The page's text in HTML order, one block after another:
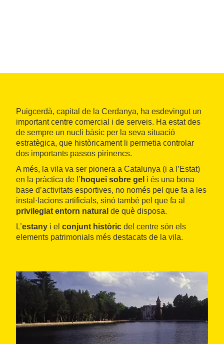
Puigcerdà, capital de la Cerdanya, ha esdevingut un
important centre comercial i de serveis. Ha estat des
de sempre un nucli bàsic per la seva situació
estratègica, que històricament li permetia controlar
dos importants passos pirinencs.
A més, la vila va ser pionera a Catalunya (i a l’Estat)
en la pràctica de l’ hoquei sobre gel i és una bona
base d’activitats esportives, no només pel que fa a les
instal·lacions artificials, sinó també pel que fa al
privilegiat entorn natural de què disposa.
L’estany i el conjunt històric del centre són els
elements patrimonials més destacats de la vila.